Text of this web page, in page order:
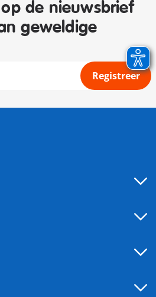
de nieuwsbrief
geweldige
Registreer